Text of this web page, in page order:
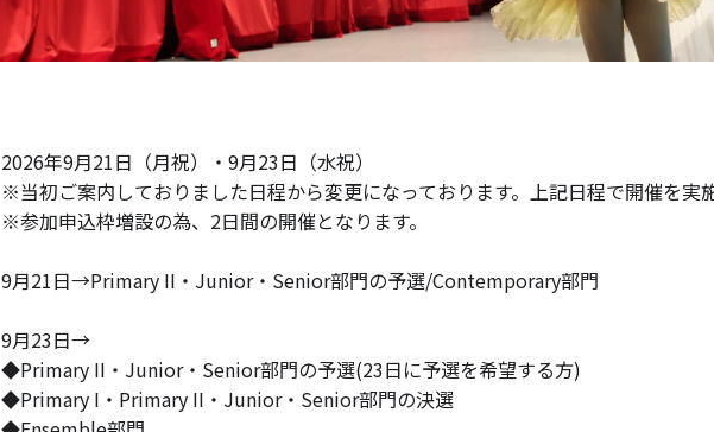
2026年9月21日（月祝）・9月23日（水祝）
※当初ご案内しておりました日程から変更になっております。上記日程で開催を実
※参加申込枠増設の為、2日間の開催となります。
9月21日→Primary II・Junior・Senior部門の予選/Contemporary部門
9月23日→
◆Primary II・Junior・Senior部門の予選(23日に予選を希望する方)
◆Primary I・Primary II・Junior・Senior部門の決選